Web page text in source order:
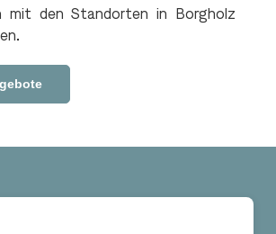
mit den Standorten in Borgholz